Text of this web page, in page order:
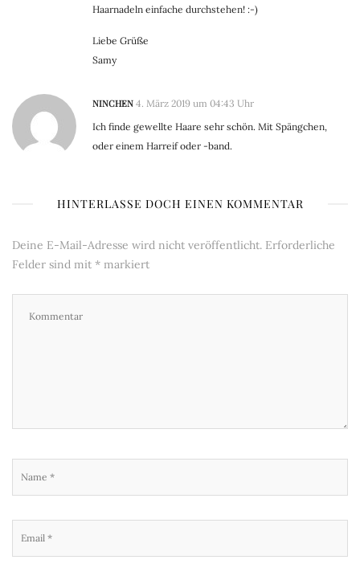
Haarnadeln einfache durchstehen! :-)
Liebe Grüße
Samy
NINCHEN 4. März 2019 um 04:43 Uhr
Ich finde gewellte Haare sehr schön. Mit Spängchen,
oder einem Harreif oder -band.
HINTERLASSE DOCH EINEN KOMMENTAR
Deine E-Mail-Adresse wird nicht veröffentlicht. Erforderliche
Felder sind mit * markiert